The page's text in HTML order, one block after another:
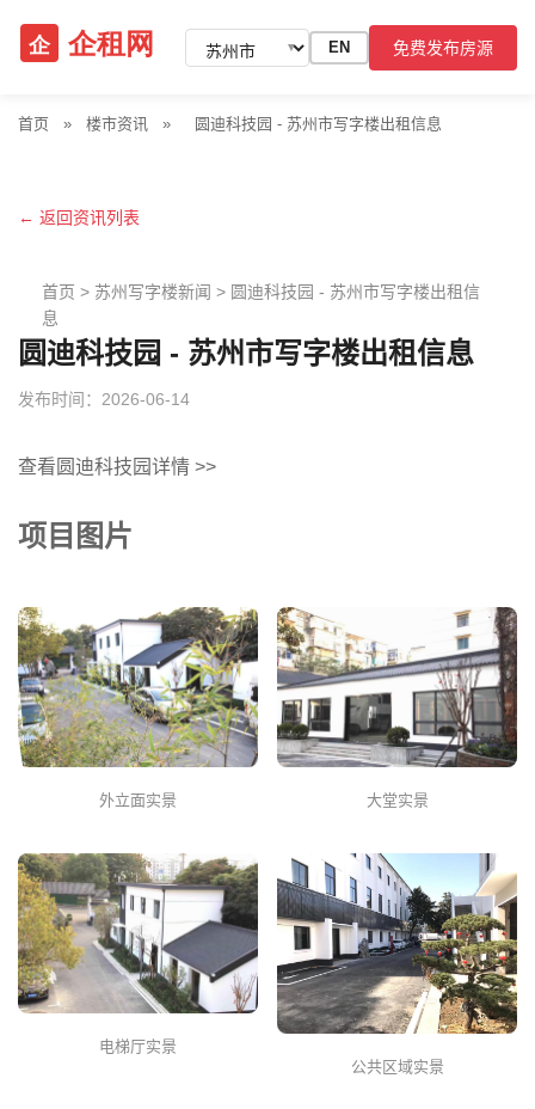
▼ EN 免费发布房源
首页 » 楼市资讯 » 圆迪科技园 - 苏州市写字楼出租信息
← 返回资讯列表
首页 > 苏州写字楼新闻 > 圆迪科技园 - 苏州市写字楼出租信
息
圆迪科技园 - 苏州市写字楼出租信息
发布时间：2026-06-14
查看圆迪科技园详情 >>
项目图片
外立面实景 大堂实景
电梯厅实景
公共区域实景